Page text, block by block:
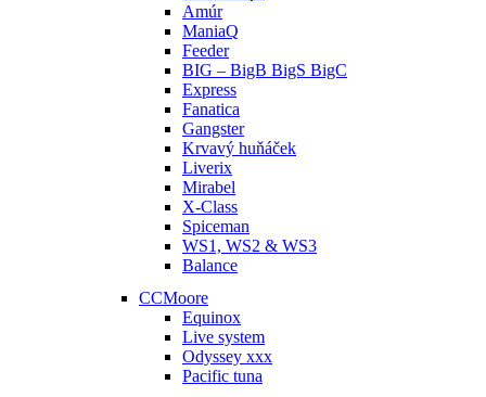
Amúr
ManiaQ
Feeder
BIG – BigB BigS BigC
Express
Fanatica
Gangster
Krvavý huňáček
Liverix
Mirabel
X-Class
Spiceman
WS1, WS2 & WS3
Balance
CCMoore
Equinox
Live system
Odyssey xxx
Pacific tuna